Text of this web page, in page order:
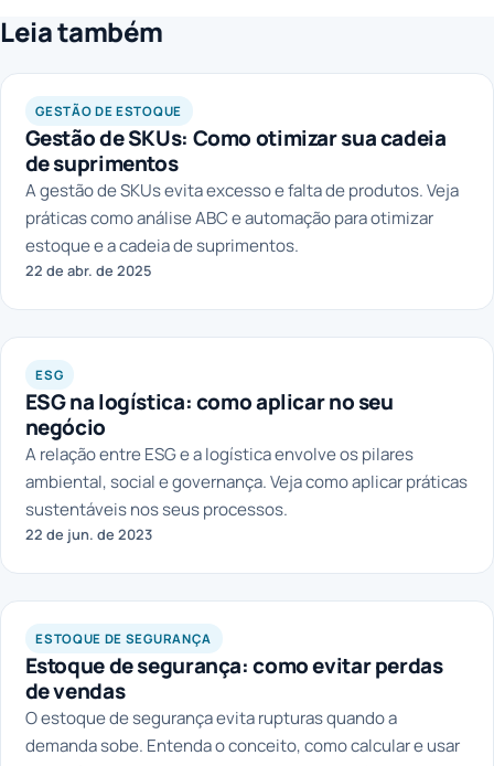
Leia também
GESTÃO DE ESTOQUE
Gestão de SKUs: Como otimizar sua cadeia
de suprimentos
A gestão de SKUs evita excesso e falta de produtos. Veja
práticas como análise ABC e automação para otimizar
estoque e a cadeia de suprimentos.
22 de abr. de 2025
ESG
ESG na logística: como aplicar no seu
negócio
A relação entre ESG e a logística envolve os pilares
ambiental, social e governança. Veja como aplicar práticas
sustentáveis nos seus processos.
22 de jun. de 2023
ESTOQUE DE SEGURANÇA
Estoque de segurança: como evitar perdas
de vendas
O estoque de segurança evita rupturas quando a
demanda sobe. Entenda o conceito, como calcular e usar